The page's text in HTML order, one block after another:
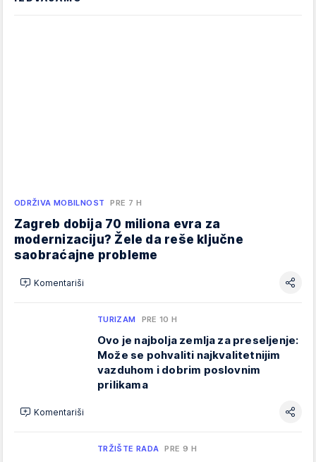
ODRŽIVA MOBILNOST PRE 7 H
Zagreb dobija 70 miliona evra za
modernizaciju? Žele da reše ključne
saobraćajne probleme
Komentariši
TURIZAM PRE 10 H
Ovo je najbolja zemlja za preseljenje:
Može se pohvaliti najkvalitetnijim
vazduhom i dobrim poslovnim
prilikama
Komentariši
TRŽIŠTE RADA PRE 9 H